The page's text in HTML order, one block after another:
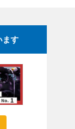
ます